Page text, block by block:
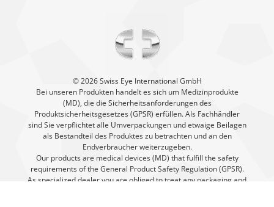
©️ 2026 Swiss Eye International GmbH
Bei unseren Produkten handelt es sich um Medizinprodukte
(MD), die die Sicherheitsanforderungen des
Produktsicherheitsgesetzes (GPSR) erfüllen. Als Fachhändler
sind Sie verpflichtet alle Umverpackungen und etwaige Beilagen
als Bestandteil des Produktes zu betrachten und an den
Endverbraucher weiterzugeben.
Our products are medical devices (MD) that fulfill the safety
requirements of the General Product Safety Regulation (GPSR).
As specialized dealer you are obliged to treat any packaging and